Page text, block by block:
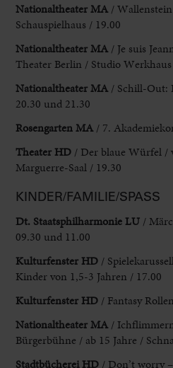
Nationaltheater MA /
Schauspielhaus / 19.00
Nationaltheater MA / Je suis
Theater Berlin / Studio
Nationaltheater MA / Schill-Out:
20.30 und 21.30
Rosengarten MA / 7.
Theater HD / Der blaue Würfel /
Marguerre-Saal / 19.30
KINDER/FAMILIE/SPASS
Dt. Staatsphilharmonie LU /
09.30 und 11.00
Kulturfenster HD /
Kinder von 1,5-3 Jahren / 17.00
Kulturfenster HD / Fantasy
Nationaltheater MA /
Bürgerbühne / ab 15 Jahre /
Stadtbücherei HD / Don’t worry